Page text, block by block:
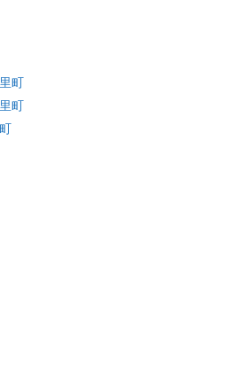
町
町